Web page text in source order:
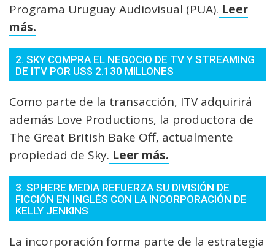
Programa Uruguay Audiovisual (PUA). Leer
más.
2. SKY COMPRA EL NEGOCIO DE TV Y STREAMING
DE ITV POR US$ 2.130 MILLONES
Como parte de la transacción, ITV adquirirá
además Love Productions, la productora de
The Great British Bake Off, actualmente
propiedad de Sky. Leer más.
3. SPHERE MEDIA REFUERZA SU DIVISIÓN DE
FICCIÓN EN INGLÉS CON LA INCORPORACIÓN DE
KELLY JENKINS
La incorporación forma parte de la estrategia